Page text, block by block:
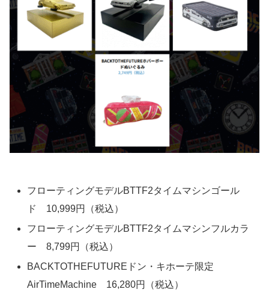
フローティングモデルBTTF2タイムマシンゴール
ド 10,999円（税込）
フローティングモデルBTTF2タイムマシンフルカラ
ー 8,799円（税込）
BACKTOTHEFUTUREドン・キホーテ限定
AirTimeMachine 16,280円（税込）